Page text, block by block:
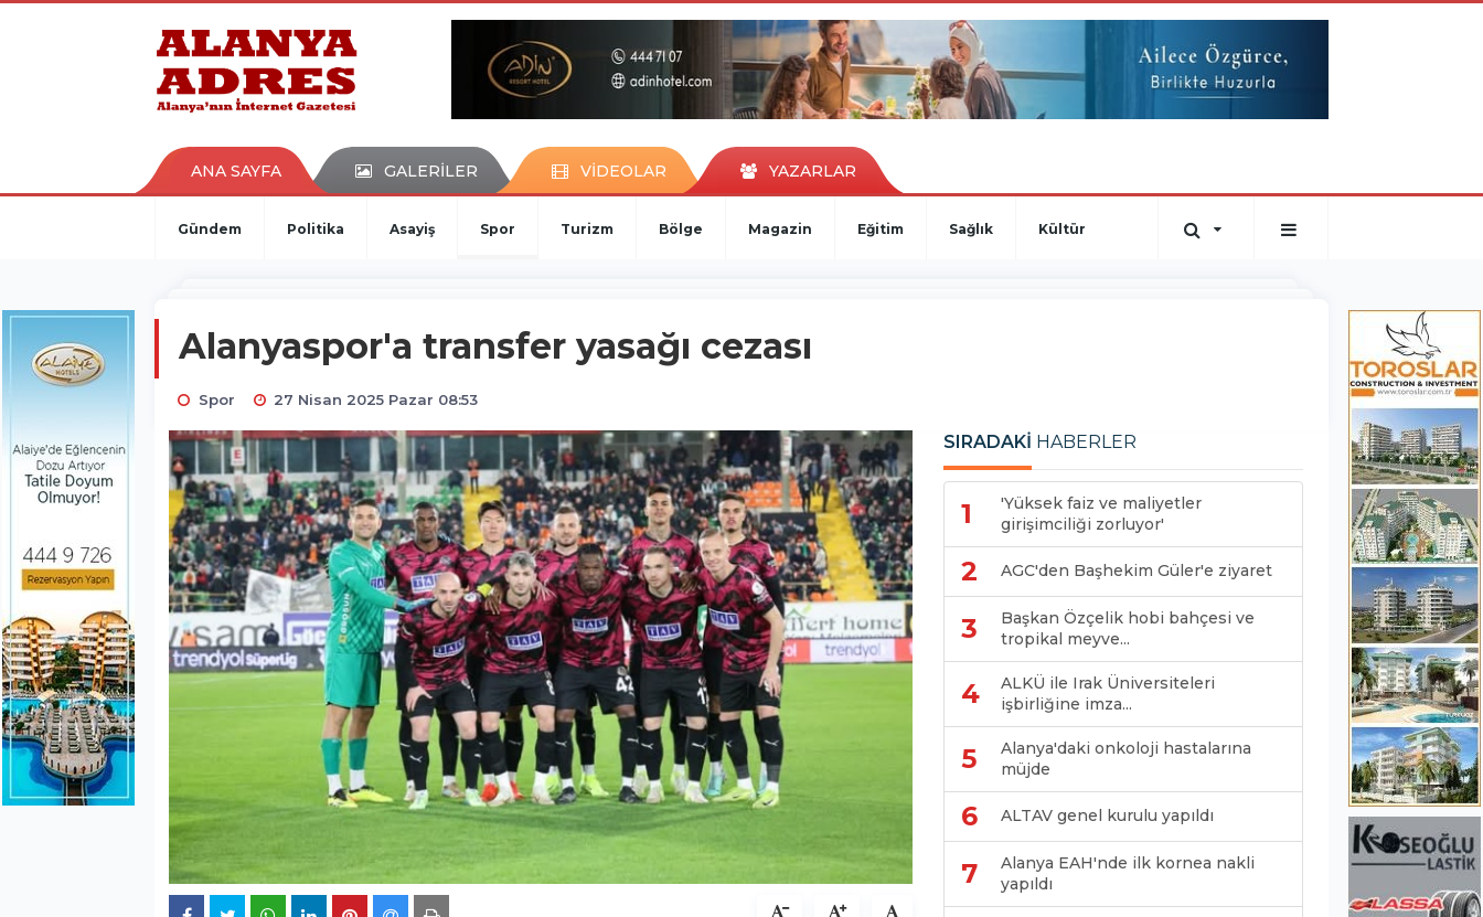
kaçak bahis
porno izle
ANA SAYFA GALERİLER VİDEOLAR YAZARLAR
Gündem Politika Asayiş Spor Turizm Bölge Magazin Eğitim Sağlık Kültür
Alanyaspor'a transfer yasağı cezası
Spor 27 Nisan 2025 Pazar 08:53
SIRADAKİ HABERLER
1
'Yüksek faiz ve maliyetler
girişimciliği zorluyor'
2 AGC'den Başhekim Güler'e ziyaret
3
Başkan Özçelik hobi bahçesi ve
tropikal meyve...
4
ALKÜ ile Irak Üniversiteleri
işbirliğine imza...
5
Alanya'daki onkoloji hastalarına
müjde
6 ALTAV genel kurulu yapıldı
7
Alanya EAH'nde ilk kornea nakli
yapıldı